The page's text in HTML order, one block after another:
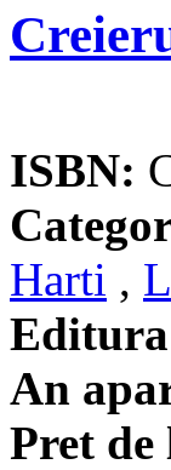
ISBN:
Harti ,
An
Pret de